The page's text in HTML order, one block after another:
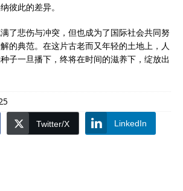
彼此的差异。
了悲伤与冲突，但也成为了国际社会共同努
的典范。在这片古老而又年轻的土地上，人
子一旦播下，终将在时间的滋养下，绽放出
Twitter/X LinkedIn